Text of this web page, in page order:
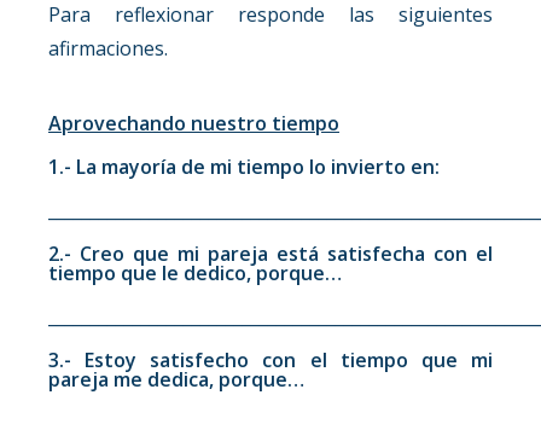
Para reflexionar responde las siguientes
afirmaciones.
Aprovechando nuestro tiempo
1.- La mayoría de mi tiempo lo invierto en:
2.- Creo que mi pareja está satisfecha con el
tiempo que le dedico, porque…
3.- Estoy satisfecho con el tiempo que mi
pareja me dedica, porque…